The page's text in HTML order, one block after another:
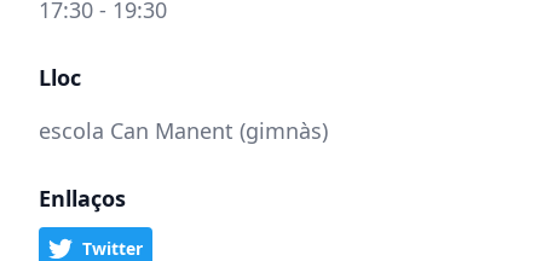
17:30 - 19:30
Lloc
escola Can Manent (gimnàs)
Enllaços
Twitter